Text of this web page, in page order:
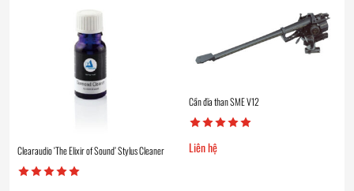
Clearaudio ‘The Elixir of Sound’ Stylus Cleaner
Cần đĩa than SME V12
Liên hệ